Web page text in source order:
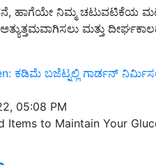
ಮತ್ತು
ಕಡಿಮೆ ಬಜೆಟ್ನಲ್ಲಿ ಗಾರ್ಡನ್
Items to Maintain Your